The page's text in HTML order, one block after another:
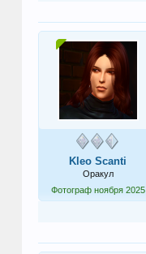
Kleo Scanti
Оракул
Фотограф ноября 2025